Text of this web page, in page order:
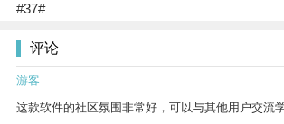
#37#
评论
游客
这款软件的社区氛围非常好，可以与其他用户交流学